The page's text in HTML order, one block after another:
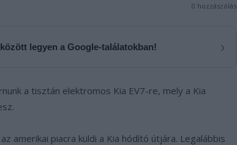
0 hozzászólás
legyen a Google-találatokban! ›
a tisztán elektromos Kia EV7-re, mely a Kia
amerikai piacra küldi a Kia hódító útjára. Legalábbis